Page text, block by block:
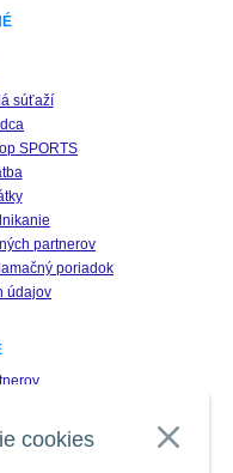
cookies
súťaží
SPORTS
partnerov
poriadok
údajov